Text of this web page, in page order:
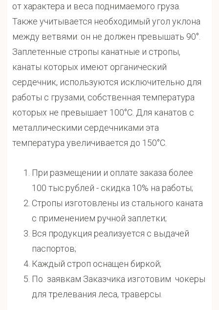
от характера и веса поднимаемого груза.
Также учитывается необходимый угол уклона
между ветвями: он не должен превышать 90°.
Заплетенные стропы канатные и стропы,
канаты которых имеют органический
сердечник, используются исключительно для
работы с грузами, собственная температура
которых не превышает 100°С. Для канатов с
металлическими сердечниками эта
температура увеличивается до 150°С.
При размещении и оплате заказа более
100 тыс.рублей - скидка 10% на работы;
Стропы изготовлены из стального каната
с применением ручной заплетки;
Вся продукция реализуется с выдачей
паспортов;
Каждый строп оснащен биркой;
По заявкам Заказчика изготовим чокеры
для трелевания леса, траверсы.